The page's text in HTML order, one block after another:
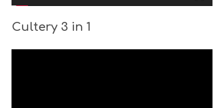
Cultery 3 in 1